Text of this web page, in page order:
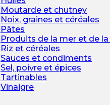
Moutarde et chutney
Noix, graines et céréales
Pâtes
Produits de la mer et de
Riz et céréales
Sauces et condiments
Sel, poivre et épices
Tartinables
Vinaigre